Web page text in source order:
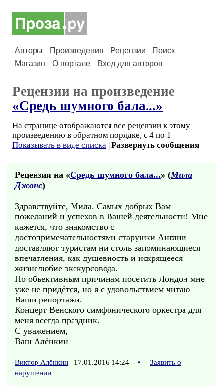
Авторы Произведения Рецензии
Поиск
Магазин
О портале Вход для авторов
Рецензии на произведение
«Средь шумного бала...»
На странице отображаются все рецензии к этому
произведению в обратном порядке, с 4 по 1
Показывать в виде списка | Развернуть сообщения
Рецензия на «Средь шумного бала...» (Мила
Джонс)
Здравствуйте, Мила. Самых добрых Вам
пожеланий и успехов в Вашей деятельности! Мне
кажется, что знакомство с
достопримечательностями старушки Англии
доставляют туристам ни столь запоминающиеся
впечатления, как душевность и искрящееся
жизнелюбие экскурсовода.
По объективным причинам посетить Лондон мне
уже не придётся, но я с удовольствием читаю
Ваши репортажи.
Концерт Венского симфонического оркестра для
меня всегда праздник.
С уважением,
Ваш Алёнкин
Виктор Алёнкин 17.01.2016 14:24 •
Заявить о
нарушении